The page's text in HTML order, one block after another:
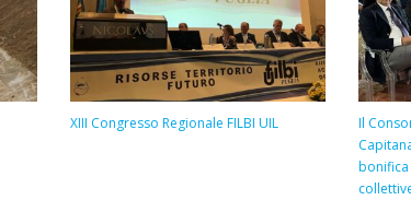
XIII Congresso Regionale FILBI UIL
Il